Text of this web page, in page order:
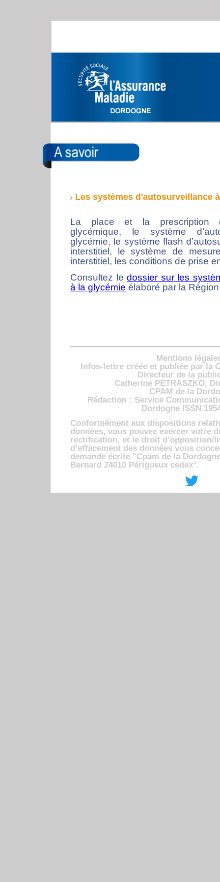
Les systèmes d'autosurveillance
La place et la prescription
glycémique, le système
glycémie, le système flash
interstitiel, le système de
interstitiel, les conditions de prise
Consultez le dossier sur les
à la glycémie élaboré par la
Mentions
Infos-lettre créée et publiée par la
Directeur de la
Catherine PETRASZKO,
CPAM de la
Rédaction : Service
Dordogne ISSN
Conformément aux dispositions
données, vous pouvez exercer votre
rectification, et le droit d’opposition/
d’effacement des données vous
demande écrite "Cpam de la
Bernard 24010 Périgueux cedex".